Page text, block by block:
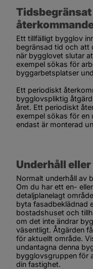
Ett tillfälligt bygglov
begränsad tid och att
när bygglovet slutar
exempel sökas för
byggarbetsplatser
Ett periodiskt
bygglovspliktig åtgärd
året. Ett periodiskt
exempel sökas för
endast är monterad
Underhåll
Normalt underhåll av
Om du har ett en-
detaljplanelagt
byta fasadbeklädnad
bostadshuset och
om det inte ändrar
väsentligt. Åtgärden
för aktuellt område.
undantagna denna
bygglovsgruppen för
din fastighet.